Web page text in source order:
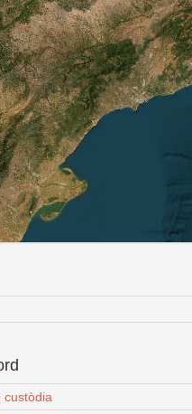
custòdia